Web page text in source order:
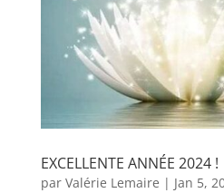
EXCELLENTE ANNÉE 2024 !
par Valérie Lemaire | Jan 5,